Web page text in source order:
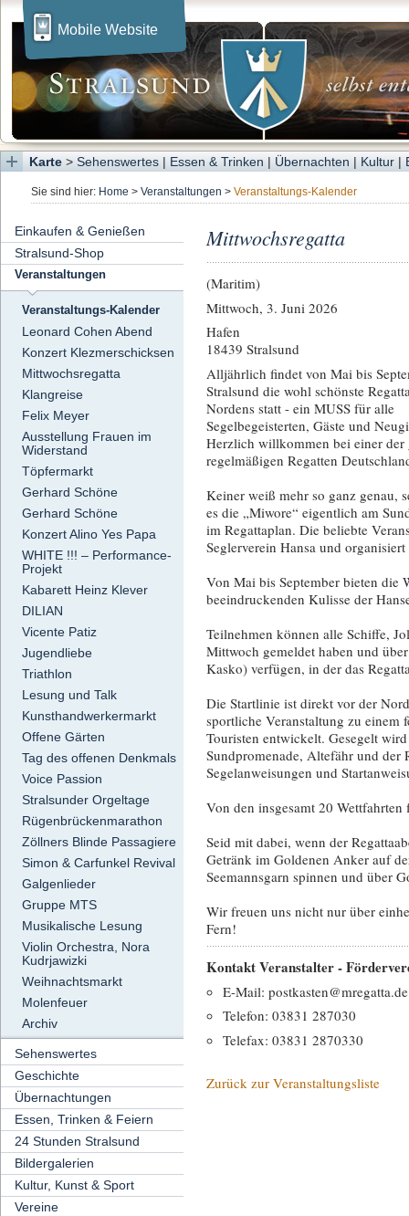
Mobile Website
Karte > Sehenswertes | Essen & Trinken | Übernachten | Kultur |
Sie sind hier: Home > Veranstaltungen > Veranstaltungs-Kalender
Einkaufen & Genießen
Stralsund-Shop
Veranstaltungen
Veranstaltungs-Kalender
Leonard Cohen Abend
Konzert Klezmerschicksen
Mittwochsregatta
Klangreise
Felix Meyer
Ausstellung Frauen im
Widerstand
Töpfermarkt
Gerhard Schöne
Gerhard Schöne
Konzert Alino Yes Papa
WHITE !!! – Performance-
Projekt
Kabarett Heinz Klever
DILIAN
Vicente Patiz
Jugendliebe
Triathlon
Lesung und Talk
Kunsthandwerkermarkt
Offene Gärten
Tag des offenen Denkmals
Voice Passion
Stralsunder Orgeltage
Rügenbrückenmarathon
Zöllners Blinde Passagiere
Simon & Carfunkel Revival
Galgenlieder
Gruppe MTS
Musikalische Lesung
Violin Orchestra, Nora
Kudrjawizki
Weihnachtsmarkt
Molenfeuer
Archiv
Sehenswertes
Geschichte
Übernachtungen
Essen, Trinken & Feiern
24 Stunden Stralsund
Bildergalerien
Kultur, Kunst & Sport
Vereine
Mittwochsregatta
(Maritim)
Mittwoch, 3. Juni 2026
Hafen
18439 Stralsund
Alljährlich findet von Mai bis
Stralsund die wohl schönste
Nordens statt - ein MUSS für alle
Segelbegeisterten, Gäste und
Herzlich willkommen bei einer der
regelmäßigen Regatten
Keiner weiß mehr so ganz genau,
es die „Miwore“ eigentlich am
im Regattaplan. Die beliebte
Seglerverein Hansa und
Von Mai bis September bieten die
beeindruckenden Kulisse der
Teilnehmen können alle Schiffe,
Mittwoch gemeldet haben und
Kasko) verfügen, in der das
Die Startlinie ist direkt vor der
sportliche Veranstaltung zu einem
Touristen entwickelt. Gesegelt
Sundpromenade, Altefähr und der
Segelanweisungen und
Von den insgesamt 20
Seid mit dabei, wenn der
Getränk im Goldenen Anker auf
Seemannsgarn spinnen und über
Wir freuen uns nicht nur über
Fern!
Kontakt Veranstalter -
E-Mail: postkasten@mregatta.de
Telefon: 03831 287030
Telefax: 03831 2870330
Zurück zur Veranstaltungsliste